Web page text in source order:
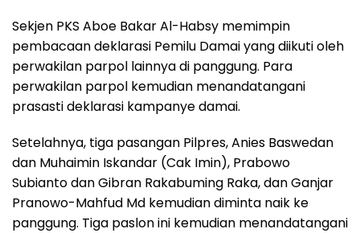
Sekjen PKS Aboe Bakar Al-Habsy memimpin
pembacaan deklarasi Pemilu Damai yang diikuti oleh
perwakilan parpol lainnya di panggung. Para
perwakilan parpol kemudian menandatangani
prasasti deklarasi kampanye damai.
Setelahnya, tiga pasangan Pilpres, Anies Baswedan
dan Muhaimin Iskandar (Cak Imin), Prabowo
Subianto dan Gibran Rakabuming Raka, dan Ganjar
Pranowo-Mahfud Md kemudian diminta naik ke
panggung. Tiga paslon ini kemudian menandatangani